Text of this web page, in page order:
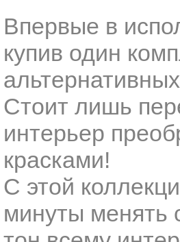
Впервые в
купив один
Стоит лишь
интерьер
красками!
С этой
минуты менять